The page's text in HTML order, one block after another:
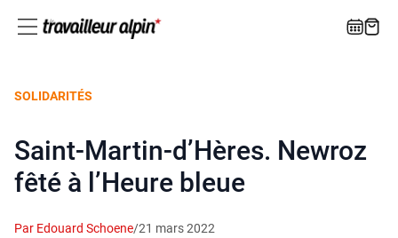
SOLIDARITÉS
Saint-Martin-d’Hères. Newroz
fêté à l’Heure bleue
Par Edouard Schoene/21 mars 2022